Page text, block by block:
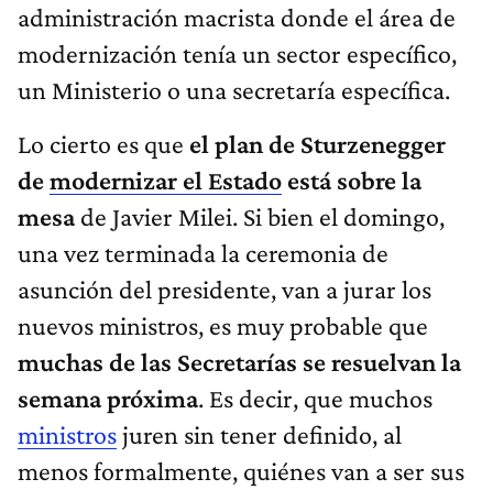
administración macrista donde el área de
modernización tenía un sector específico,
un Ministerio o una secretaría específica.
Lo cierto es que el plan de Sturzenegger
demodernizar el Estado está sobre la
mesade Javier Milei. Si bien el domingo,
una vez terminada la ceremonia de
asunción del presidente, van a jurar los
nuevos ministros, es muy probable que
muchas de las Secretarías se resuelvan la
semana próxima. Es decir, que muchos
ministrosjuren sin tener definido, al
menos formalmente, quiénes van a ser sus